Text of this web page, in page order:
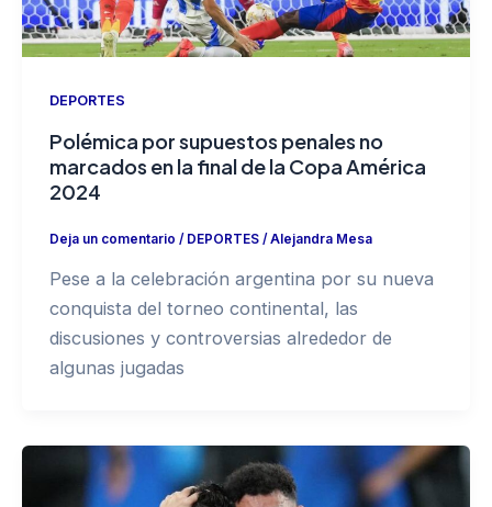
DEPORTES
Polémica por supuestos penales no
marcados en la final de la Copa América
2024
Deja un comentario / DEPORTES/Alejandra Mesa
Pese a la celebración argentina por su nueva
conquista del torneo continental, las
discusiones y controversias alrededor de
algunas jugadas